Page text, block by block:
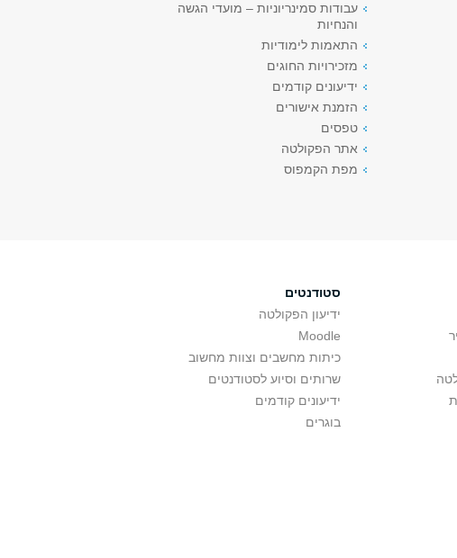
עבודות סמינריוניות – מועדי הגשה
והנחיות
התאמות לימודיות
מזכירויות החוגים
ידיעונים קודמים
הזמנת אישורים
טפסים
אתר הפקולטה
מפת הקמפוס
סטודנטים
ידיעון הפקולטה
Moodle
כיתות מחשבים וצוות מחשוב
שרותים וסיוע לסטודנטים
ידיעונים קודמים
בוגרים